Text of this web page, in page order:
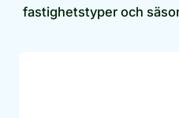
fastighetstyper och